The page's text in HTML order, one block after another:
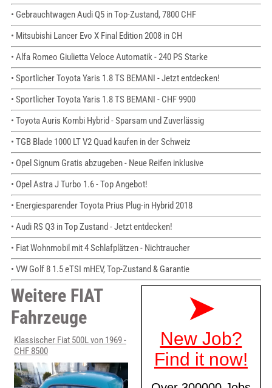
• Gebrauchtwagen Audi Q5 in Top-Zustand, 7800 CHF
• Mitsubishi Lancer Evo X Final Edition 2008 in CH
• Alfa Romeo Giulietta Veloce Automatik - 240 PS Starke
• Sportlicher Toyota Yaris 1.8 TS BEMANI - Jetzt entdecken!
• Sportlicher Toyota Yaris 1.8 TS BEMANI - CHF 9900
• Toyota Auris Kombi Hybrid - Sparsam und Zuverlässig
• TGB Blade 1000 LT V2 Quad kaufen in der Schweiz
• Opel Signum Gratis abzugeben - Neue Reifen inklusive
• Opel Astra J Turbo 1.6 - Top Angebot!
• Energiesparender Toyota Prius Plug-in Hybrid 2018
• Audi RS Q3 in Top Zustand - Jetzt entdecken!
• Fiat Wohnmobil mit 4 Schlafplätzen - Nichtraucher
• VW Golf 8 1.5 eTSI mHEV, Top-Zustand & Garantie
Weitere FIAT
Fahrzeuge
Klassischer Fiat 500L von 1969 -
CHF 8500